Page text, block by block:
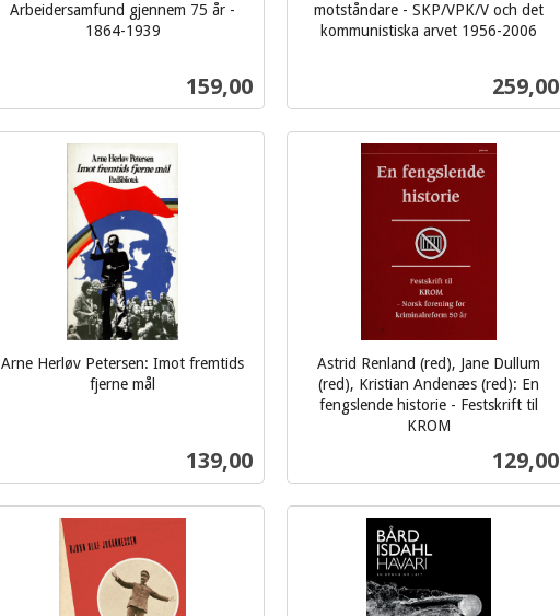
Arbeidersamfund gjennem 75 år -
1864-1939
Pris
159,00
Kjøp
motståndare - SKP/VPK/V och det
kommunistiska arvet 1956-2006
Pris
259,00
Kjøp
Arne Herløv Petersen: Imot fremtids
fjerne mål
Pris
139,00
Astrid Renland (red), Jane Dullum
(red), Kristian Andenæs (red): En
fengslende historie - Festskrift til
KROM
Pris
129,00